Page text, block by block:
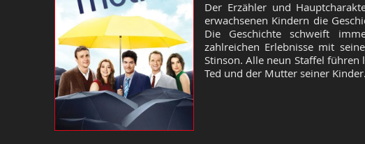
Der Erzähler und
erwachsenen Kindern die
Die Geschichte schweift
zahlreichen Erlebnisse mit
Stinson. Alle neun Staffel führen
Ted und der Mutter seiner Kinder.